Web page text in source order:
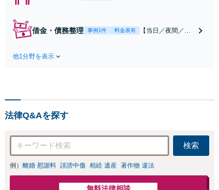
うには負担が大きい事件で
す。専門的な聴くスキルを
借金・債務整理 事例1件 料金表有
【当日／夜間／休
方のお気持ちを最
サポート。早けれ
ば早いほど、打て
る手の選択肢は増
えます。
他1分野を表示
法律Q&Aを探す
検索
例） 離婚 慰謝料 誹謗中傷 相続 遺産 著作物 違法
無料法律相談